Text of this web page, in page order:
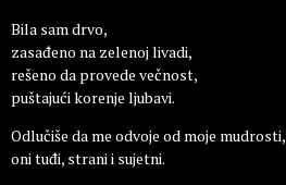
Bila sam drvo,
zasađeno na zelenoj livadi,
rešeno da provede večnost,
puštajući korenje ljubavi.
Odlučiše da me odvoje od moje mudrosti,
oni tuđi, strani i sujetni.